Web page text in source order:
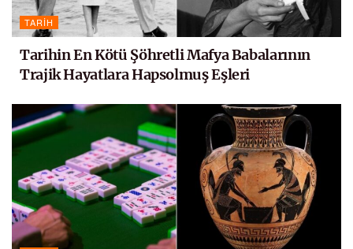
TARIH
Tarihin En Kötü Şöhretli Mafya Babalarının
Trajik Hayatlara Hapsolmuş Eşleri